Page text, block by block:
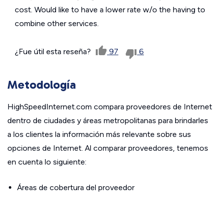
cost. Would like to have a lower rate w/o the having to
combine other services.
¿Fue útil esta reseña? 97 6
Metodología
HighSpeedInternet.com compara proveedores de Internet
dentro de ciudades y áreas metropolitanas para brindarles
a los clientes la información más relevante sobre sus
opciones de Internet. Al comparar proveedores, tenemos
en cuenta lo siguiente:
Áreas de cobertura del proveedor